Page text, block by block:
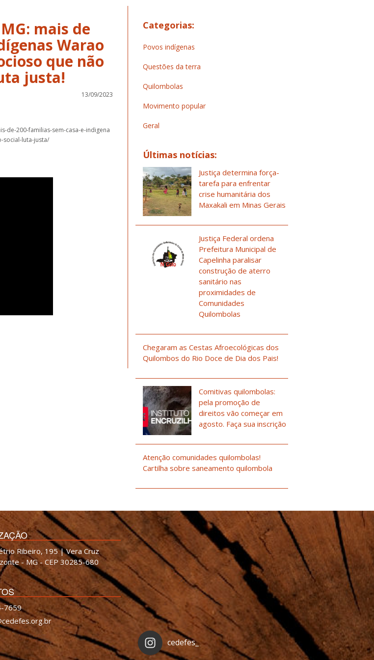
mais de
Warao
que não
justa!
13/09/2023
de-200-familias-sem-casa-e-indigena
social-luta-justa/
Categorias:
Povos indígenas
Questões da terra
Quilombolas
Movimento popular
Geral
Últimas notícias:
Justiça determina força-
tarefa para enfrentar
crise humanitária dos
Maxakali em Minas Gerais
Justiça Federal ordena
Prefeitura Municipal de
Capelinha paralisar
construção de aterro
sanitário nas
proximidades de
Comunidades
Quilombolas
Chegaram as Cestas Afroecológicas dos
Quilombos do Rio Doce de Dia dos Pais!
Comitivas quilombolas:
pela promoção de
direitos vão começar em
agosto. Faça sua inscrição
Atenção comunidades quilombolas!
Cartilha sobre saneamento quilombola
Ribeiro, 195 | Vera Cruz
- MG - CEP 30285-680
7659
cedefes_